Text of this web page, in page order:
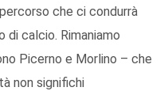
che ci condurrà
di calcio. Rimaniamo
Picerno e Morlino – che
non significhi